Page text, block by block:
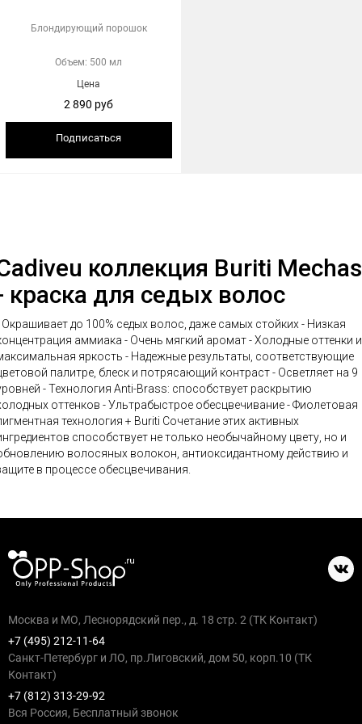
Блондирующий порошок
Объем: 500 мл
Цена
2 890 руб
Подписаться
коллекция Buriti Meсhas
краска для седых волос
Окрашивает до 100% седых волос, даже самых стойких - Низкая
аммиака - Очень мягкий аромат - Холодные оттенки и
яркость - Надежные результаты, соответствующие
палитре, блеск и потрясающий контраст - Осветляет на 9
- Технология Anti-Brass: способствует раскрытию
оттенков - Ультрабыстрое обесцвечивание - Фиолетовая
технология + Buriti Сочетание этих активных
способствует не только необычайному цвету, но и
волосяных волокон, антиоксидантному действию и
в процессе обесцвечивания.
Москва и МО, Леснорядский пер., д. 18 стр. 2 (ТК Контакт)
+7 (495) 212-11-64
Санкт-Петербург и ЛО, пр.Лиговский, дом 50, корп.10 (ТК
Контакт)
+7 (812) 313-29-92
Вся Россия, Бесплатный звонок